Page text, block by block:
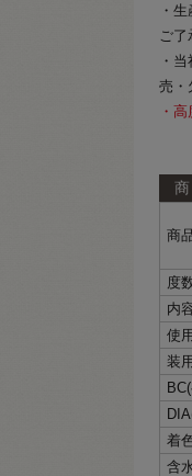
・
ご了
・
売・
・
商
度
内
使
装
着
含